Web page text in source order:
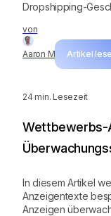
von
Aaron M Artikel
Dropshipping-
Partnerschaft
24 min. Lesezeit
Wettbewerbs-
In diesem Artikel
Anzeigentexte
Anzeigen